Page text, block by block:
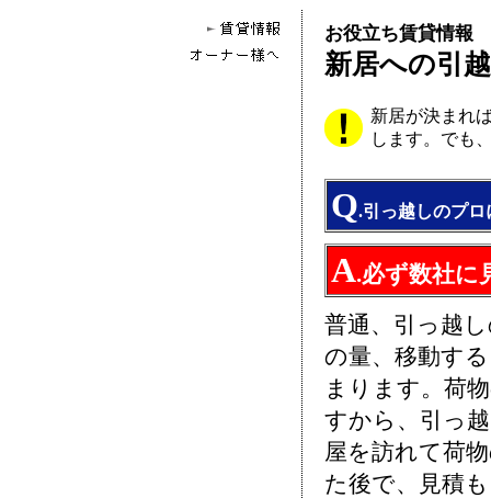
お役立ち賃貸情報
新居への引
新居が決まれ
します。でも
Q.引っ越しのプ
A.必ず数社に
普通、引っ越
の量、移動す
まります。荷
すから、引っ
屋を訪れて荷
た後で、見積